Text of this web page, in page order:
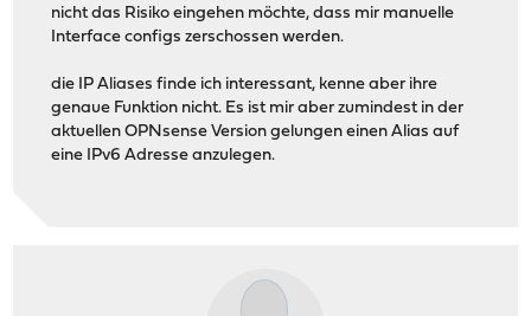
nicht das Risiko eingehen möchte, dass mir manuelle
Interface configs zerschossen werden.
die IP Aliases finde ich interessant, kenne aber ihre
genaue Funktion nicht. Es ist mir aber zumindest in der
aktuellen OPNsense Version gelungen einen Alias auf
eine IPv6 Adresse anzulegen.